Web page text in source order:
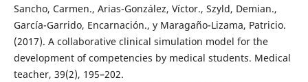
Sancho, Carmen., Arias-González, Víctor., Szyld, Demian.,
García-Garrido, Encarnación., y Maragaño-Lizama, Patricio.
(2017). A collaborative clinical simulation model for the
development of competencies by medical students. Medical
teacher, 39(2), 195–202.